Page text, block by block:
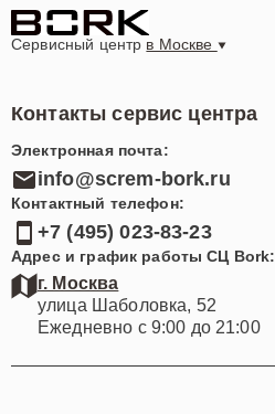
Сервисный центр в Москве
Контакты сервис центра
Электронная почта:
info@screm-bork.ru
Контактный телефон:
+7 (495) 023-83-23
Адрес и график работы СЦ Bork:
г. Москва
улица Шаболовка, 52
Ежедневно с 9:00 до 21:00